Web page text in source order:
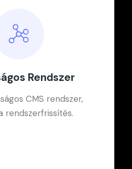
Marketing
Rendszer
CMS rendszer,
rendszerfrissítés.